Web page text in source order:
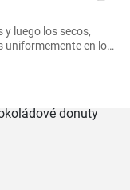
luego los secos,
en los